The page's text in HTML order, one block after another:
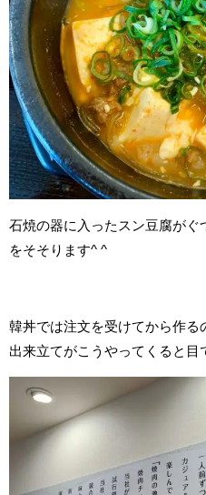
石焼の器に入ったスン豆腐がぐ
をそそります^ ^
韓丼では注文を受けてから作る
出来立てがこうやってくると目